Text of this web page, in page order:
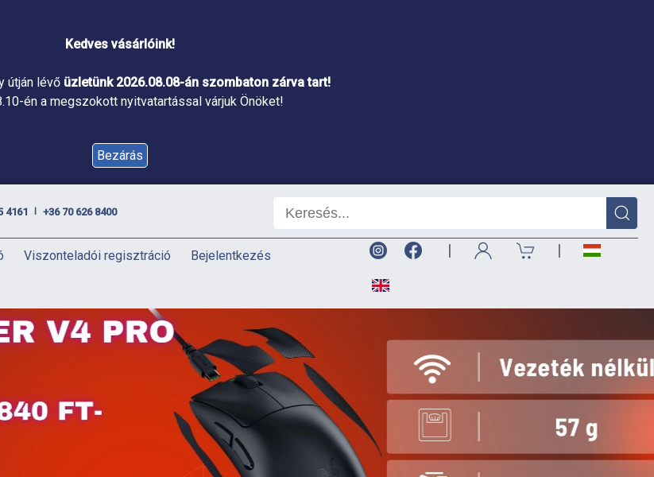
Kedves vásárlóink!
útján lévő üzletünk 2026.08.08-án szombaton zárva tart!
én a megszokott nyitvatartással várjuk Önöket!
Bezárás
4161 +36 70 626 8400
Viszonteladói regisztráció Bejelentkezés | |